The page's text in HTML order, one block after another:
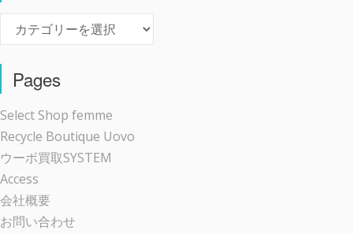
Pages
Select Shop femme
Recycle Boutique Uovo
ウーボ買取SYSTEM
Access
会社概要
お問い合わせ